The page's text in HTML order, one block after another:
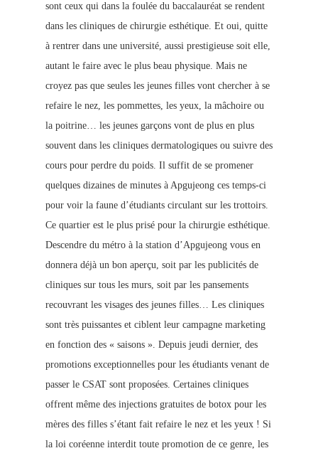
sont ceux qui dans la foulée du baccalauréat se rendent
dans les cliniques de chirurgie esthétique. Et oui, quitte
à rentrer dans une université, aussi prestigieuse soit elle,
autant le faire avec le plus beau physique. Mais ne
croyez pas que seules les jeunes filles vont chercher à se
refaire le nez, les pommettes, les yeux, la mâchoire ou
la poitrine… les jeunes garçons vont de plus en plus
souvent dans les cliniques dermatologiques ou suivre des
cours pour perdre du poids. Il suffit de se promener
quelques dizaines de minutes à Apgujeong ces temps-ci
pour voir la faune d’étudiants circulant sur les trottoirs.
Ce quartier est le plus prisé pour la chirurgie esthétique.
Descendre du métro à la station d’Apgujeong vous en
donnera déjà un bon aperçu, soit par les publicités de
cliniques sur tous les murs, soit par les pansements
recouvrant les visages des jeunes filles… Les cliniques
sont très puissantes et ciblent leur campagne marketing
en fonction des « saisons ». Depuis jeudi dernier, des
promotions exceptionnelles pour les étudiants venant de
passer le CSAT sont proposées. Certaines cliniques
offrent même des injections gratuites de botox pour les
mères des filles s’étant fait refaire le nez et les yeux ! Si
la loi coréenne interdit toute promotion de ce genre, les